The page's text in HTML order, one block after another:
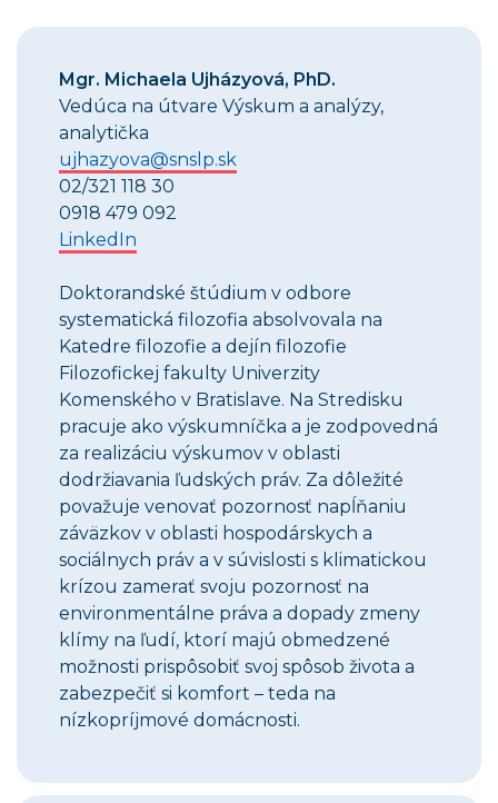
Mgr. Michaela Ujházyová, PhD.
Vedúca na útvare Výskum a analýzy,
analytička
ujhazyova@snslp.sk
02/321 118 30
0918 479 092
LinkedIn
Doktorandské štúdium v odbore
systematická filozofia absolvovala na
Katedre filozofie a dejín filozofie
Filozofickej fakulty Univerzity
Komenského v Bratislave. Na Stredisku
pracuje ako výskumníčka a je zodpovedná
za realizáciu výskumov v oblasti
dodržiavania ľudských práv. Za dôležité
považuje venovať pozornosť napĺňaniu
záväzkov v oblasti hospodárskych a
sociálnych práv a v súvislosti s klimatickou
krízou zamerať svoju pozornosť na
environmentálne práva a dopady zmeny
klímy na ľudí, ktorí majú obmedzené
možnosti prispôsobiť svoj spôsob života a
zabezpečiť si komfort – teda na
nízkopríjmové domácnosti.